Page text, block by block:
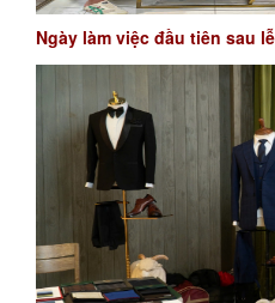
Ngày làm việc đầu tiên sau